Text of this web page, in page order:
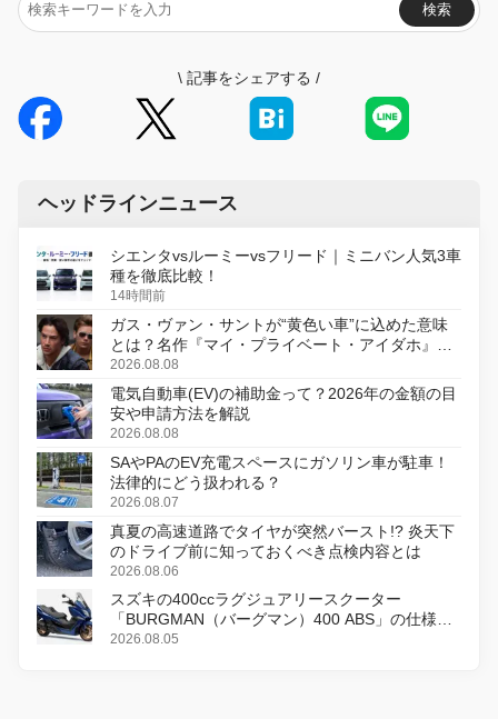
検索
\ 記事をシェアする /
ヘッドラインニュース
シエンタvsルーミーvsフリード｜ミニバン人気3車
種を徹底比較！
14時間前
ガス・ヴァン・サントが“黄色い車”に込めた意味
とは？名作『マイ・プライベート・アイダホ』が
初のデジタルリマスター版で復活
2026.08.08
電気自動車(EV)の補助金って？2026年の金額の目
安や申請方法を解説
2026.08.08
SAやPAのEV充電スペースにガソリン車が駐車！
法律的にどう扱われる？
2026.08.07
真夏の高速道路でタイヤが突然バースト!? 炎天下
のドライブ前に知っておくべき点検内容とは
2026.08.06
スズキの400ccラグジュアリースクーター
「BURGMAN（バーグマン）400 ABS」の仕様を
変更し、8月18日に発売
2026.08.05